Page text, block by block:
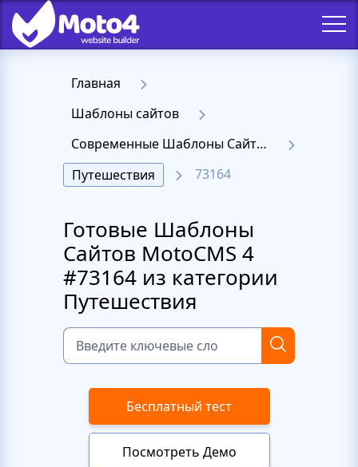
Главная
Шаблоны сайтов
Современные Шаблоны Сайтов - Moto 4
Путешествия
73164
Готовые Шаблоны
Сайтов MotoCMS 4
#73164 из категории
Путешествия
Бесплатный тест
Посмотреть Демо